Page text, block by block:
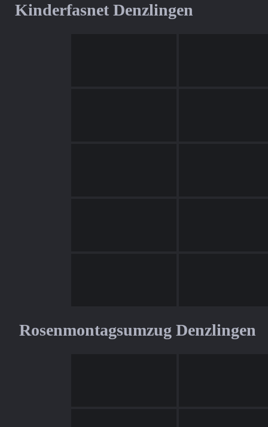
Kinderfasnet Denzlingen
Rosenmontagsumzug Denzlingen